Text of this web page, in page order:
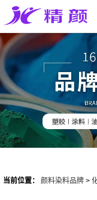
当前位置： 颜料染料品牌 >